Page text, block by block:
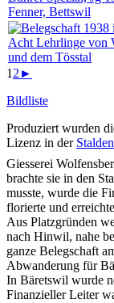
12►
Bildliste
Produziert wurden
Lizenz in der
Giesserei
brachte sie in den
musste, wurde die
florierte und
Aus Platzgründen
nach Hinwil, nahe
ganze Belegschaft
Abwanderung für
In Bäretswil wurde
Finanzieller Leiter